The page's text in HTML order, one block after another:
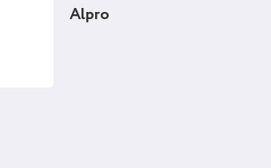
Alpro